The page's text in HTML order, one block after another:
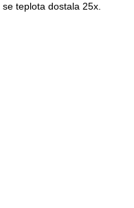
teplota dostala 25x.